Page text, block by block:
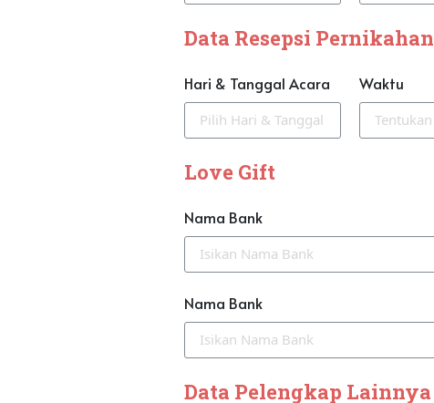
Data Resepsi Pernikahan
Hari & Tanggal Acara Waktu
Love Gift
Nama Bank
Nama Bank
Data Pelengkap Lainnya